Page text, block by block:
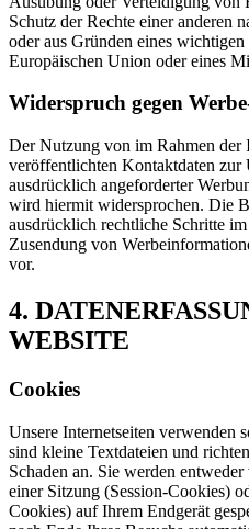
Schutz der Rechte einer anderen
oder aus Gründen eines
Europäischen Union oder eines
Widerspruch gegen
Der Nutzung von im Rahmen der
veröffentlichten Kontaktdaten zur
ausdrücklich angeforderter
wird hiermit widersprochen. Die
ausdrücklich rechtliche Schritte
Zusendung von
vor.
4.
WEBSITE
Cookies
Unsere Internetseiten verwenden
sind kleine Textdateien und
Schaden an. Sie werden
einer Sitzung (Session-Cookies)
Cookies) auf Ihrem Endgerät